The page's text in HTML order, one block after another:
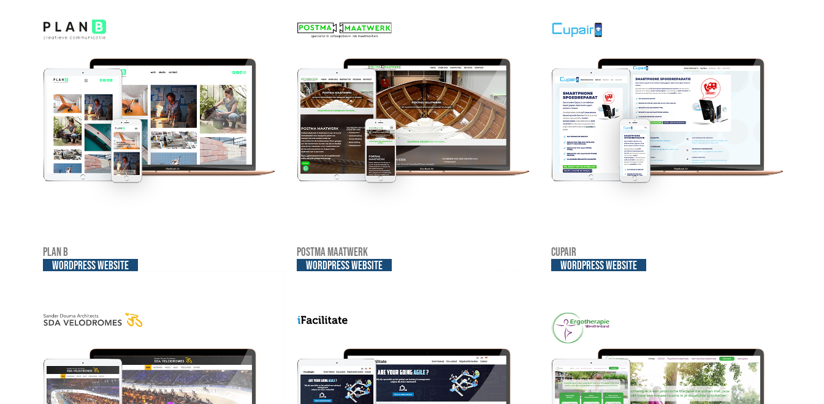
Plan B
WordPress website
Postma Maatwerk
WordPress website
Cupair
WordPress website